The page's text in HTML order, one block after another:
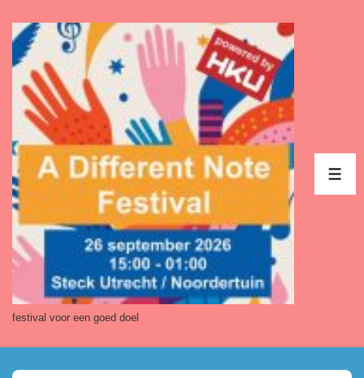
Doorgaan
naar
hoofdinhoud
festival voor een goed doel